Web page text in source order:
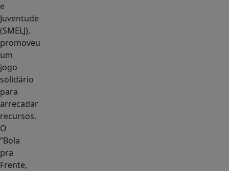
e
Juventude
(SMELJ),
promoveu
um
jogo
solidário
para
arrecadar
recursos.
O
“Bola
pra
Frente,